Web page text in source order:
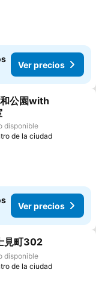
Ver precios
favoritos
公園with
disponible
de la ciudad
Ver precios
favoritos
見町302
disponible
de la ciudad